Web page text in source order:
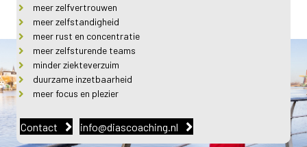
meer zelfvertrouwen
meer zelfstandigheid
meer rust en concentratie
meer zelfsturende teams
minder ziekteverzuim
duurzame inzetbaarheid
meer focus en plezier
Contact info@diascoaching.nl